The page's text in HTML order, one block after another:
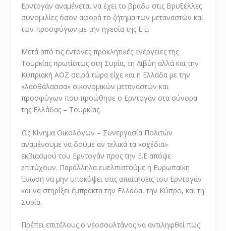
Ερντογάν αναμένεται να έχει το βράδυ στις Βρυξέλλες
συνομιλίες όσον αφορά το ζήτημα των μεταναστών και
των προσφύγων με την ηγεσία της Ε.Ε.
Μετά από τις έντονες προκλητικές ενέργειες της
Τουρκίας πρωτίστως στη Συρία, τη Λιβύη αλλά και την
Κυπριακή ΑΟΖ σειρά τώρα είχε και η Ελλάδα με την
«λαοθάλασσα» οικονομικών μεταναστών και
προσφύγων που προώθησε ο Ερντογάν στα σύνορα
της Ελλάδας – Τουρκίας.
Ως Κίνημα Οικολόγων – Συνεργασία Πολιτών
αναμένουμε να δούμε αν τελικά τα «σχέδια»
εκβιασμού του Ερντογάν προς την Ε.Ε απόψε
επιτύχουν. Παράλληλα ευελπιστούμε η Ευρωπαϊκή
Ένωση να μην υποκύψει στις απαιτήσεις του Ερντογάν
και να στηρίξει έμπρακτα την Ελλάδα, την Κύπρο, και τη
Συρία.
Πρέπει επιτέλους ο νεοσουλτάνος να αντιληφθεί πως